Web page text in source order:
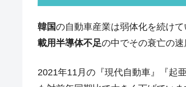
『Money1』 『韓国銀行』が「金の保
『Money1』 韓国･外為取引量「1日当
『Money1』
韓国大統領府ボンクラ政
韓国の自動車産業は弱体化を続け
載用半導体不足の中でその衰亡の速
2021年11月の『現代自動車』『起